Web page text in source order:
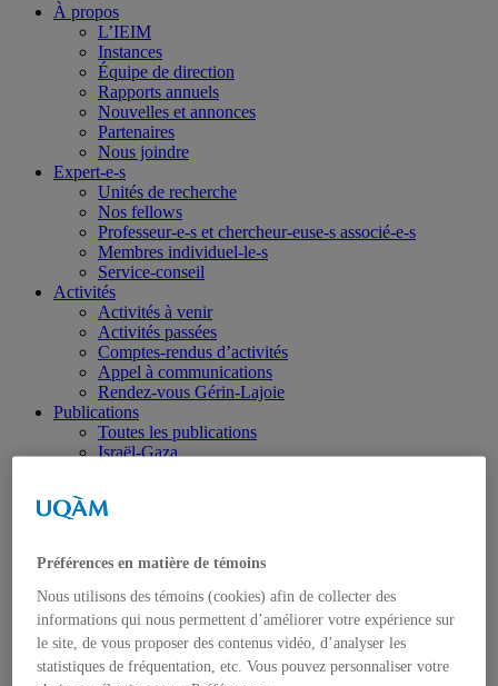
À propos
L’IEIM
Instances
Équipe de direction
Rapports annuels
Nouvelles et annonces
Partenaires
Nous joindre
Expert-e-s
Unités de recherche
Nos fellows
Professeur-e-s et chercheur-euse-s associé-e-s
Membres individuel-le-s
Service-conseil
Activités
Activités à venir
Activités passées
Comptes-rendus d’activités
Appel à communications
Rendez-vous Gérin-Lajoie
Publications
Toutes les publications
Israël-Gaza
Dans les médias
Balados – Les conférences de l’IEIM
Étudiant-e-s
Emplois, bourses et stages
Formations, simulations et Écoles d’été
Think Tank
Centre de réflexion de l’IEIM
Préférences en matière de témoins
Nous utilisons des témoins (cookies) afin de collecter des
informations qui nous permettent d’améliorer votre expérience sur
le site, de vous proposer des contenus vidéo, d’analyser les
statistiques de fréquentation, etc. Vous pouvez personnaliser votre